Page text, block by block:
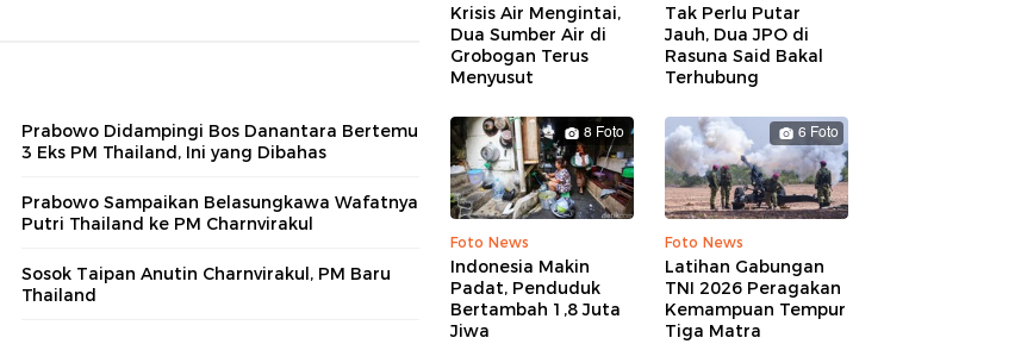
Prabowo Didampingi Bos Danantara Bertemu
3 Eks PM Thailand, Ini yang Dibahas
Prabowo Sampaikan Belasungkawa Wafatnya
Putri Thailand ke PM Charnvirakul
Sosok Taipan Anutin Charnvirakul, PM Baru
Thailand
Krisis Air Mengintai,
Dua Sumber Air di
Grobogan Terus
Menyusut
Tak Perlu Putar
Jauh, Dua JPO di
Rasuna Said Bakal
Terhubung
8 Foto
Foto News
Indonesia Makin
Padat, Penduduk
Bertambah 1,8 Juta
Jiwa
6 Foto
Foto News
Latihan Gabungan
TNI 2026 Peragakan
Kemampuan Tempur
Tiga Matra